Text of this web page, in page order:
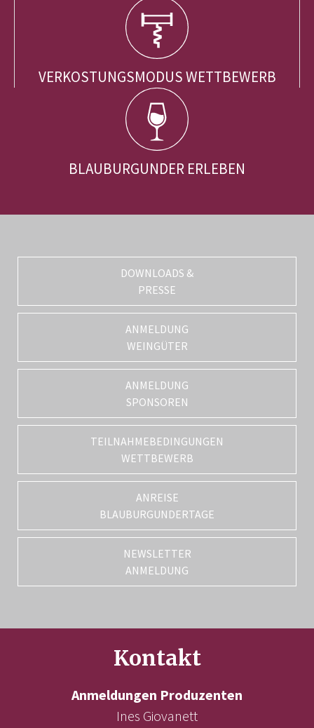
VERKOSTUNGSMODUS WETTBEWERB
BLAUBURGUNDER ERLEBEN
DOWNLOADS &
PRESSE
ANMELDUNG
WEINGÜTER
ANMELDUNG
SPONSOREN
TEILNAHMEBEDINGUNGEN
WETTBEWERB
ANREISE
BLAUBURGUNDERTAGE
NEWSLETTER
ANMELDUNG
Kontakt
Anmeldungen Produzenten
Ines Giovanett